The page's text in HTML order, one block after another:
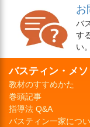
お
バ
す
い。
バスティン・メ
教材のすすめかた
巻頭記事
指導法 Q&A
バスティン一家につ